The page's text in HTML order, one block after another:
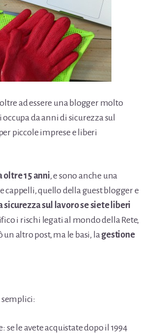
ad essere una blogger molto
occupa da anni di sicurezza sul
piccole imprese e liberi
oltre 15 anni, e sono anche una
quello della guest blogger e
sicurezza sul lavoro se siete liberi
i rischi legati al mondo della Rete,
altro post, ma le basi, lagestione
semplici:
se le avete acquistate dopo il 1994